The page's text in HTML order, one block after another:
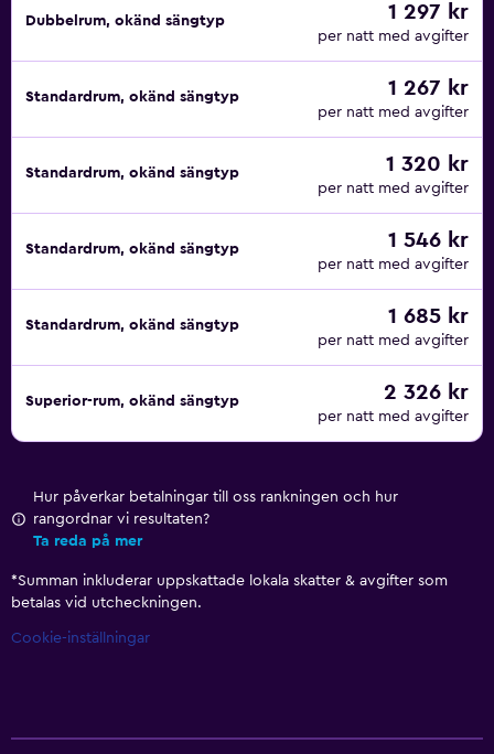
Dubbelrum, okänd sängtyp 1 297 kr
per natt med avgifter
Standardrum, okänd sängtyp 1 267 kr
per natt med avgifter
Standardrum, okänd sängtyp 1 320 kr
per natt med avgifter
Standardrum, okänd sängtyp 1 546 kr
per natt med avgifter
Standardrum, okänd sängtyp 1 685 kr
per natt med avgifter
Superior-rum, okänd sängtyp 2 326 kr
per natt med avgifter
Hur påverkar betalningar till oss rankningen och hur
rangordnar vi resultaten?
Ta reda på mer
*Summan inkluderar uppskattade lokala skatter & avgifter som
betalas vid utcheckningen.
Cookie-inställningar